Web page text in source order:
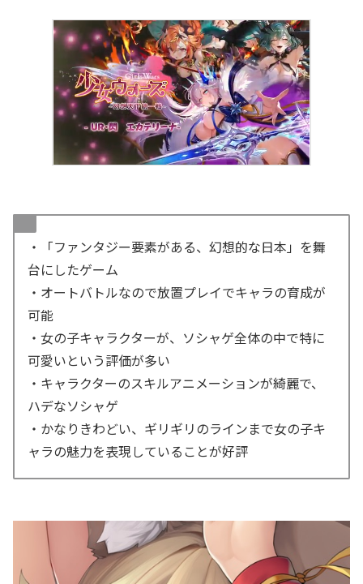
・「ファンタジー要素がある、幻想的な日本」を舞
台にしたゲーム
・オートバトルなので放置プレイでキャラの育成が
可能
・女の子キャラクターが、ソシャゲ全体の中で特に
可愛いという評価が多い
・キャラクターのスキルアニメーションが綺麗で、
ハデなソシャゲ
・かなりきわどい、ギリギリのラインまで女の子キ
ャラの魅力を表現していることが好評